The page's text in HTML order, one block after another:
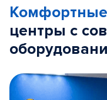
Комфортные
центры с